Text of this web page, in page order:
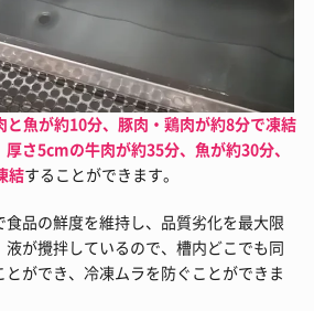
と魚が約10分、豚肉・鶏肉が約8分で凍結
厚さ5cmの牛肉が約35分、魚が約30分、
結することができます。
品の鮮度を維持し、品質劣化を最大限
が攪拌しているので、槽内どこでも同
とができ、冷凍ムラを防ぐことができま